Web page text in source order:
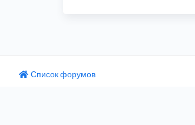
Список форумов